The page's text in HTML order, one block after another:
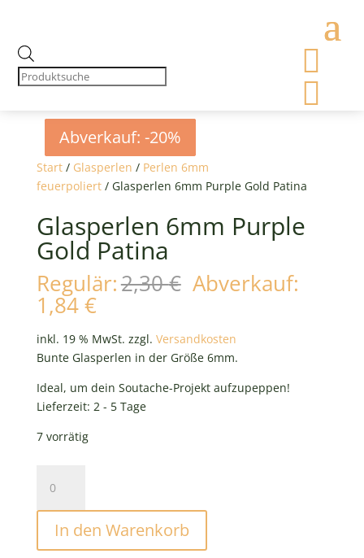
search


Start/ Glasperlen / Perlen 6mm
feuerpoliert/ Glasperlen 6mm Purple Gold Patina
Abverkauf: -20%
Glasperlen 6mm Purple
Gold Patina
Regulär:2,30€ Ursprünglicher
Preis
2,30 €
Abverkauf:
1,84€Aktueller
Preis
ist:
1,84 €.
inkl. 19 % MwSt. zzgl. Versandkosten
Bunte Glasperlen in der Größe 6mm.
Ideal, um dein Soutache-Projekt aufzupeppen!
Lieferzeit: 2 - 5 Tage
7 vorrätig
6mm
Purple
Gold
Patina
In den Warenkorb
Abverkauf: -20%
Abverkauf: -20%
Abverkauf: -20%